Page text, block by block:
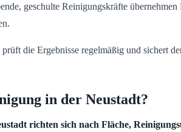
geschulte Reinigungskräfte
die Ergebnisse regelmäßig und sichert
in der Neustadt?
richten sich nach Fläche,